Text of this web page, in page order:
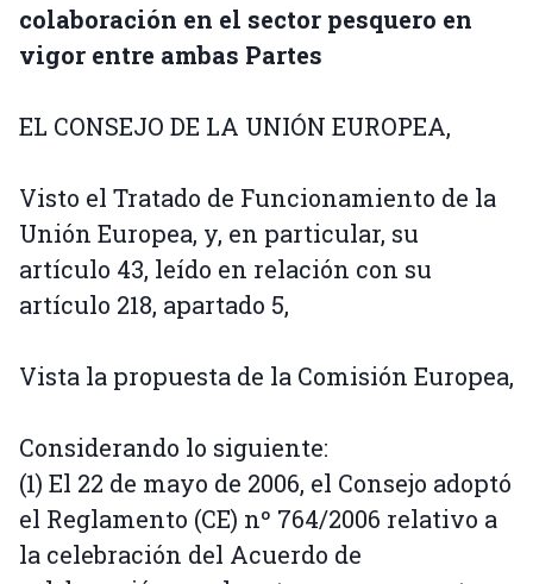
colaboración en el sector pesquero en
vigor entre ambas Partes
EL CONSEJO DE LA UNIÓN EUROPEA,
Visto el Tratado de Funcionamiento de la
Unión Europea, y, en particular, su
artículo 43, leído en relación con su
artículo 218, apartado 5,
Vista la propuesta de la Comisión Europea,
Considerando lo siguiente:
(1) El 22 de mayo de 2006, el Consejo adoptó
el Reglamento (CE) nº 764/2006 relativo a
la celebración del Acuerdo de